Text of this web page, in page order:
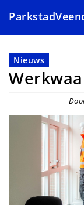
en
naar
de
Nieuws